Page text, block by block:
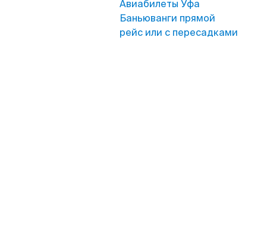
Авиабилеты Уфа
Баньюванги прямой
рейс или с пересадками